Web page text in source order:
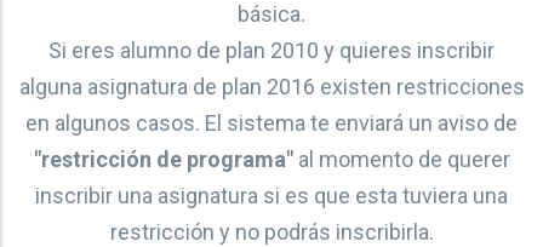
básica.
Si eres alumno de plan 2010 y quieres inscribir
alguna asignatura de plan 2016 existen restricciones
en algunos casos. El sistema te enviará un aviso de
"restricción de programa"al momento de querer
inscribir una asignatura si es que esta tuviera una
restricción y no podrás inscribirla.